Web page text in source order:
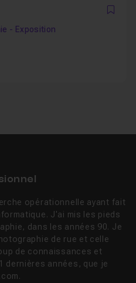
- Exposition
opérationnelle ayant fait
J'ai mis les pieds
dans les années 90. Je
de rue et celle
de connaissances et
dernières années, que je